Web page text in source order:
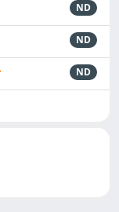
ND
ND
ND